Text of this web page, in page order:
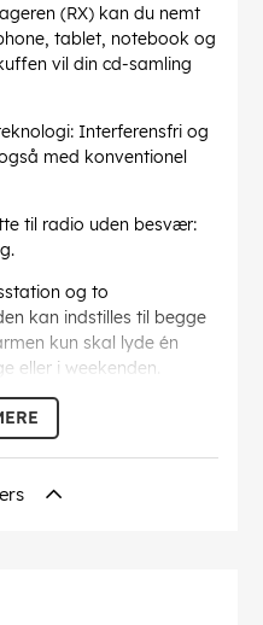
(RX) kan du nemt
tablet, notebook og
vil din cd-samling
Interferensfri og
med konventionel
til radio uden besvær:
og to
kan indstilles til begge
kun skal lyde én
eller i weekenden.
til verdensomspændende